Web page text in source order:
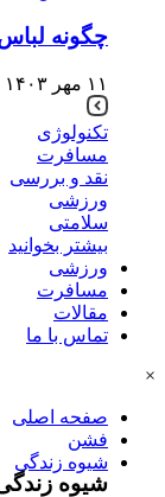
چگونه
۱۱ مهر ۱۴۰۳
تکنولوژی
مسافرت
نقد و بررسی
ورزشی
سلامتی
بیشتر بخوانید
ورزشی
مسافرت
مقالات
تماس با ما
×
صفحه اصلی
فشن
شیوه زندگی
شیوه